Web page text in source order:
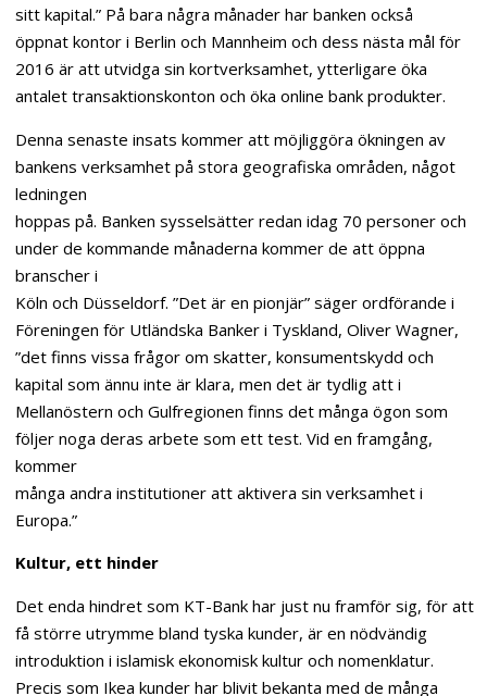
sitt kapital.” På bara några månader har banken också
öppnat kontor i Berlin och Mannheim och dess nästa mål för
2016 är att utvidga sin kortverksamhet, ytterligare öka
antalet transaktionskonton och öka online bank produkter.
Denna senaste insats kommer att möjliggöra ökningen av
bankens verksamhet på stora geografiska områden, något
ledningen
hoppas på. Banken sysselsätter redan idag 70 personer och
under de kommande månaderna kommer de att öppna
branscher i
Köln och Düsseldorf. ”Det är en pionjär” säger ordförande i
Föreningen för Utländska Banker i Tyskland, Oliver Wagner,
”det finns vissa frågor om skatter, konsumentskydd och
kapital som ännu inte är klara, men det är tydlig att i
Mellanöstern och Gulfregionen finns det många ögon som
följer noga deras arbete som ett test. Vid en framgång,
kommer
många andra institutioner att aktivera sin verksamhet i
Europa.”
Kultur, ett hinder
Det enda hindret som KT-Bank har just nu framför sig, för att
få större utrymme bland tyska kunder, är en nödvändig
introduktion i islamisk ekonomisk kultur och nomenklatur.
Precis som Ikea kunder har blivit bekanta med de många